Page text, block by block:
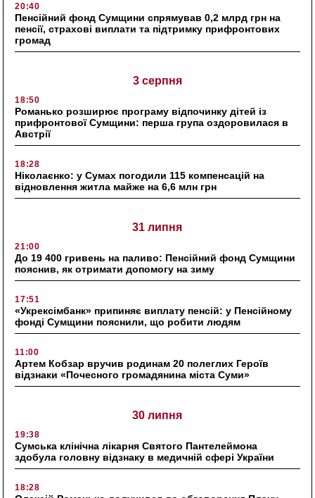
20:40
Пенсійний фонд Сумщини спрямував 0,2 млрд грн на
пенсії, страхові виплати та підтримку прифронтових
громад
3 серпня
18:50
Романько розширює програму відпочинку дітей із
прифронтової Сумщини: перша група оздоровилася в
Австрії
18:28
Ніколаєнко: у Сумах погодили 115 компенсацій на
відновлення житла майже на 6,6 млн грн
31 липня
21:00
До 19 400 гривень на паливо: Пенсійний фонд Сумщини
пояснив, як отримати допомогу на зиму
17:51
«Укрексімбанк» припиняє виплату пенсій: у Пенсійному
фонді Сумщини пояснили, що робити людям
11:00
Артем Кобзар вручив родинам 20 полеглих Героїв
відзнаки «Почесного громадянина міста Суми»
30 липня
19:38
Сумська клінічна лікарня Святого Пантелеймона
здобула головну відзнаку в медичній сфері України
18:28